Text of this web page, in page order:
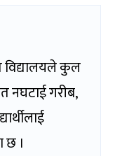
विद्यालयले कुल
नघटाई गरीब,
छ ।